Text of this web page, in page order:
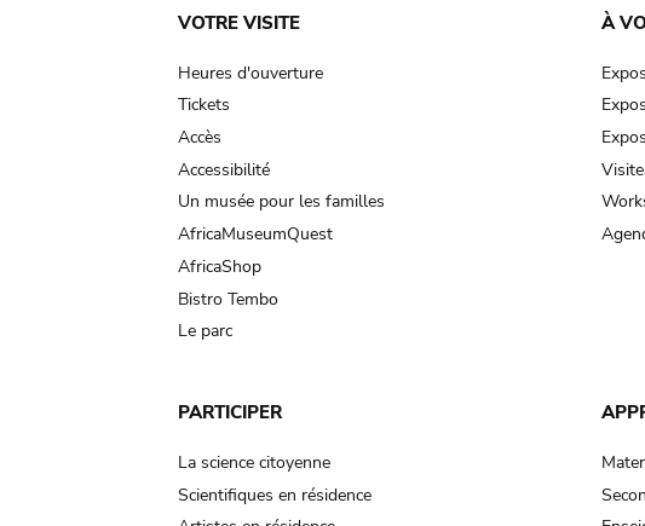
Main
navigation
VOTRE VISITE
Heures d'ouverture
Tickets
Accès
Accessibilité
Un musée pour les familles
AfricaMuseumQuest
AfricaShop
Bistro Tembo
Le parc
À
PARTICIPER
La science citoyenne
Scientifiques en résidence